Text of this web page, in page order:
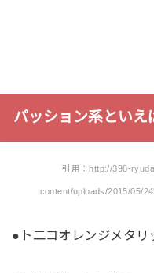
パッション系といえ
引用：http://398-
content/uploads/2015/05/
●ト二コオレンジメタリ